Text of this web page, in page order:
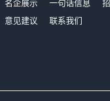
名企展示 一句话信息
意见建议 联系我们